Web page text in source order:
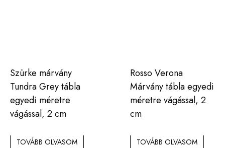
Szürke márvány
Tundra Grey tábla
egyedi méretre
vágással, 2 cm
TOVÁBB OLVASOM
Rosso Verona
Márvány tábla egyedi
méretre vágással, 2
cm
TOVÁBB OLVASOM